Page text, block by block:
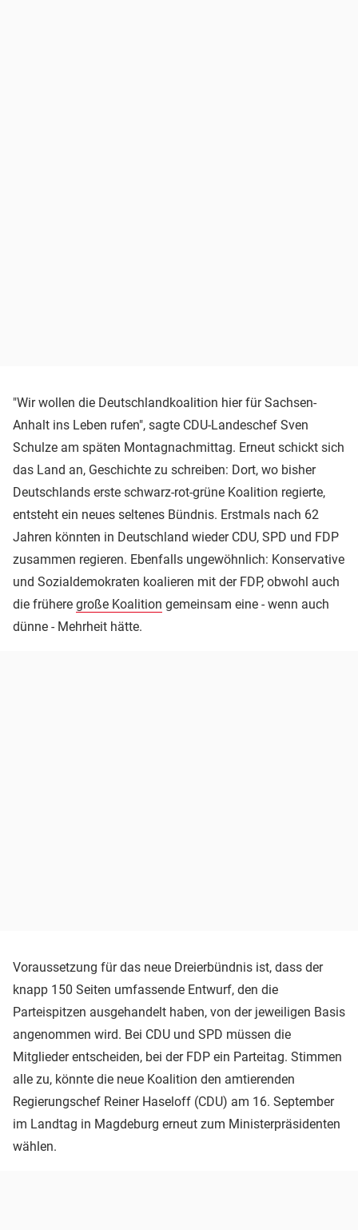
"Wir wollen die Deutschlandkoalition hier für Sachsen-
Anhalt ins Leben rufen", sagte CDU-Landeschef Sven
Schulze am späten Montagnachmittag. Erneut schickt sich
das Land an, Geschichte zu schreiben: Dort, wo bisher
Deutschlands erste schwarz-rot-grüne Koalition regierte,
entsteht ein neues seltenes Bündnis. Erstmals nach 62
Jahren könnten in Deutschland wieder CDU, SPD und FDP
zusammen regieren. Ebenfalls ungewöhnlich: Konservative
und Sozialdemokraten koalieren mit der FDP, obwohl auch
die frühere große Koalition gemeinsam eine - wenn auch
dünne - Mehrheit hätte.
Voraussetzung für das neue Dreierbündnis ist, dass der
knapp 150 Seiten umfassende Entwurf, den die
Parteispitzen ausgehandelt haben, von der jeweiligen Basis
angenommen wird. Bei CDU und SPD müssen die
Mitglieder entscheiden, bei der FDP ein Parteitag. Stimmen
alle zu, könnte die neue Koalition den amtierenden
Regierungschef Reiner Haseloff (CDU) am 16. September
im Landtag in Magdeburg erneut zum Ministerpräsidenten
wählen.